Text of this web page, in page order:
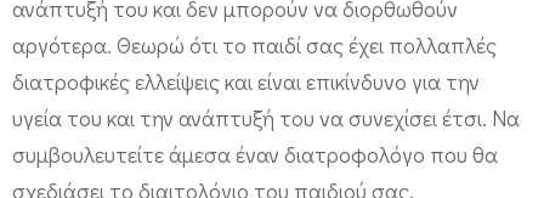
ανάπτυξή του και δεν μπορούν να διορθωθούν
αργότερα. Θεωρώ ότι το παιδί σας έχει πολλαπλές
διατροφικές ελλείψεις και είναι επικίνδυνο για την
υγεία του και την ανάπτυξή του να συνεχίσει έτσι. Να
συμβουλευτείτε άμεσα έναν διατροφολόγο που θα
σχεδιάσει το διαιτολόγιο του παιδιού σας.